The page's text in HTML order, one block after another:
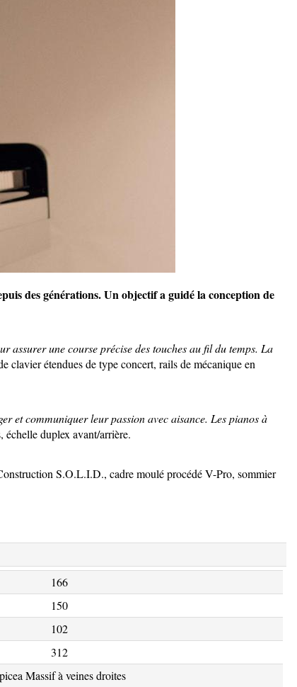
des générations. Un objectif a guidé la conception de
assurer une course précise des touches au fil du temps. La
clavier étendues de type concert, rails de mécanique en
et communiquer leur passion avec aisance. Les pianos à
échelle duplex avant/arrière.
S.O.L.I.D., cadre moulé procédé V-Pro, sommier
166
150
102
312
Massif à veines droites